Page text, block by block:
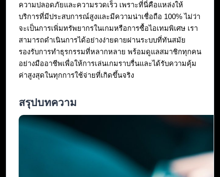
ความปลอดภัยและความรวดเร็ว เพราะที่นี่คือแหล่งให้
บริการที่มีประสบการณ์สูงและมีความน่าเชื่อถือ 100% ไม่ว่า
จะเป็นการเพิ่มทรัพยากรในเกมหรือการซื้อไอเทมพิเศษ เรา
สามารถดำเนินการได้อย่างง่ายดายผ่านระบบที่ทันสมัย
รองรับการทำธุรกรรมที่หลากหลาย พร้อมดูแลสมาชิกทุกคน
อย่างมืออาชีพเพื่อให้การเล่นเกมราบรื่นและได้รับความคุ้ม
ค่าสูงสุดในทุกการใช้จ่ายที่เกิดขึ้นจริง
สรุปบทความ